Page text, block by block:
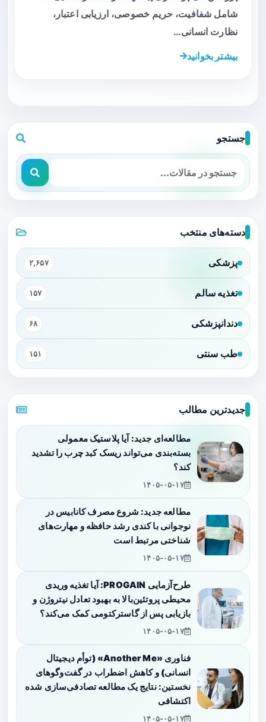
شامل شفافیت، حریم خصوصی، ارزیابی اعتبار،
نظارت انسانی…
بیشتر بخوانید
جستجو
دسته‌های منتخب
پزشکی ۲,۶۵۷
تغذیه سالم ۱۵۷
دندانپزشکی ۶۸
طب سنتی ۱۵۱
جدیدترین مطالب
مطالعه‌ای جدید: آیا پلاستیک معمولی
بسته‌بندی می‌تواند ریسک کبد چرب را تشدید
کند؟
۱۴۰۵-۰۵-۱۷
مطالعه جدید: شروع مصرف کانابیس در
نوجوانی با کندی رشد حافظه و مهارت‌های
شناختی مرتبط است
۱۴۰۵-۰۵-۱۷
طرح‌آزمایی PROGAIN: آیا تغذیه وریدی
محیطی پروتئین‌بالا به بهبود تعادل نیتروژن و
بازیابی پس از گاسترکتومی کمک می‌کند؟
۱۴۰۵-۰۵-۱۷
فناوری «Another Me» (توأم دیجیتال
انسانی) و کاهش اضطراب در گفت‌وگوهای
نخستین: نتایج یک مطالعه تصادفی‌سازی شده
اکتشافی
۱۴۰۵-۰۵-۱۷